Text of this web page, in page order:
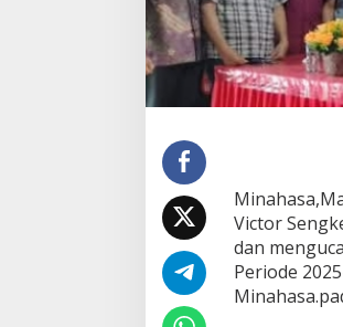
u
t
i
h
a
m
a
t
d
a
Victor
dan
Periode